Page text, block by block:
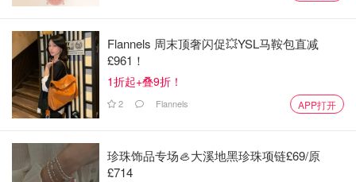
Flannels 周末顶奢闪促💥YSL马鞍包直减
£961！
1折起+叠9折！
2 Flannels APP打开
珍珠饰品专场🦪大溪地黑珍珠项链£69/原
£714